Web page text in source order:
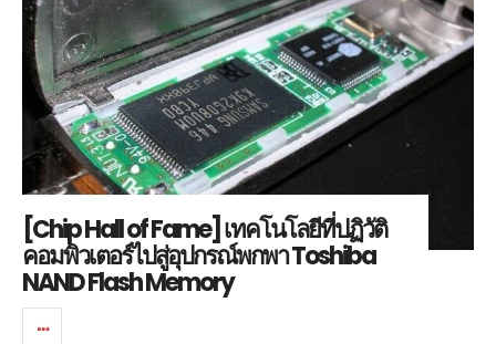
[Chip Hall of Fame] เทคโนโลยีที่ปฏิวัติ
คอมพิวเตอร์ไปสู่อุปกรณ์พกพา Toshiba
NAND Flash Memory